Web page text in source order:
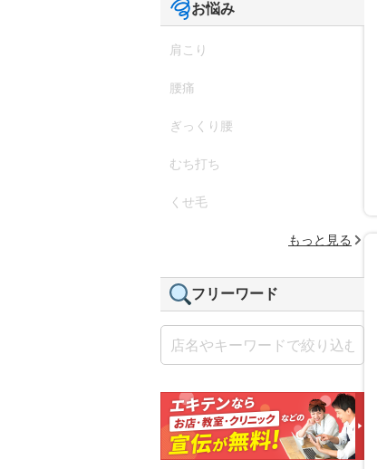
お悩み
肩こり
腰痛
ぎっくり腰
むち打ち
くせ毛
もっと見る
フリーワード